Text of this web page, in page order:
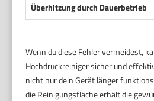
Überhitzung durch Dauerbetrieb
Wenn du diese Fehler vermeidest,
Hochdruckreiniger sicher und
nicht nur dein Gerät länger
die Reinigungsfläche erhält die